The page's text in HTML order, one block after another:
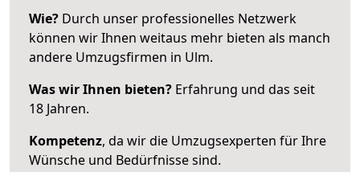
Wie? Durch unser professionelles Netzwerk
können wir Ihnen weitaus mehr bieten als manch
andere Umzugsfirmen in Ulm.
Was wir Ihnen bieten? Erfahrung und das seit
18 Jahren.
Kompetenz, da wir die Umzugsexperten für Ihre
Wünsche und Bedürfnisse sind.